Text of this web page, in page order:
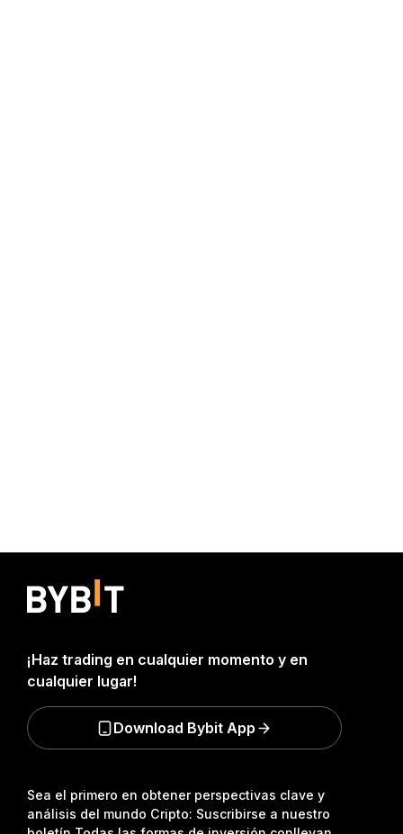
Sea el primero en obtener perspectivas clave y
análisis del mundo Cripto: Suscribirse a nuestro
¡Haz trading en cualquier momento y en
cualquier lugar!
Download Bybit App